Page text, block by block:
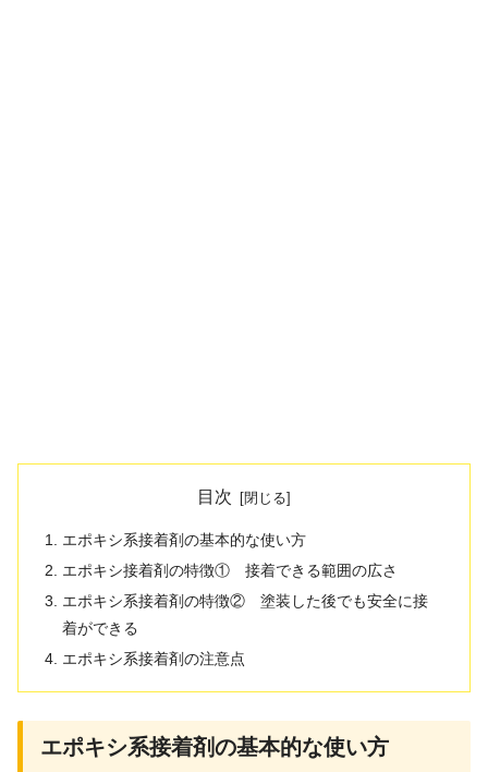
目次
エポキシ系接着剤の基本的な使い方
エポキシ接着剤の特徴① 接着できる範囲の広さ
エポキシ系接着剤の特徴② 塗装した後でも安全に接
着ができる
エポキシ系接着剤の注意点
エポキシ系接着剤の基本的な使い方